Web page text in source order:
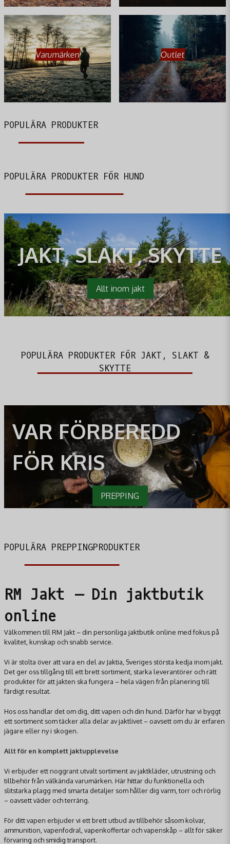
Varumärken Outlet
POPULÄRA PRODUKTER
POPULÄRA PRODUKTER FÖR HUND
JAKT, SLAKT, SKYTTE
Allt inom jakt
POPULÄRA PRODUKTER FÖR JAKT, SLAKT &
SKYTTE
VAR FÖRBEREDD
FÖR KRIS
PREPPING
POPULÄRA PREPPINGPRODUKTER
RM Jakt – Din jaktbutik
online
Välkommen till RM Jakt – din personliga jaktbutik online med fokus på
kvalitet, kunskap och snabb service.
Vi är stolta över att vara en del av Jaktia, Sveriges största kedja inom jakt.
Det ger oss tillgång till ett brett sortiment, starka leverantörer och rätt
produkter för att jakten ska fungera – hela vägen från planering till
färdigt resultat.
Hos oss handlar det om dig, ditt vapen och din hund. Därför har vi byggt
ett sortiment som täcker alla delar av jaktlivet – oavsett om du är erfaren
jägare eller ny i skogen.
Allt för en komplett jaktupplevelse
Vi erbjuder ett noggrant utvalt sortiment av jaktkläder, utrustning och
tillbehör från välkända varumärken. Här hittar du funktionella och
slitstarka plagg med smarta detaljer som håller dig varm, torr och rörlig
– oavsett väder och terräng.
För ditt vapen erbjuder vi ett brett utbud av tillbehör såsom kolvar,
ammunition, vapenfodral, vapenkoffertar och vapenskåp – allt för säker
förvaring och smidig transport.